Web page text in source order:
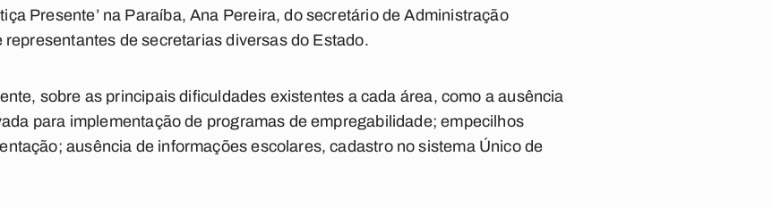
Presente’ na Paraíba, Ana Pereira, do secretário de Administração
de secretarias diversas do Estado.
sobre as principais dificuldades existentes a cada área, como a ausência
para implementação de programas de empregabilidade; empecilhos
ausência de informações escolares, cadastro no sistema Único de